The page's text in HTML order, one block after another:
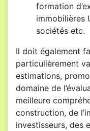
formation
immobilières
sociétés etc.
Il doit également
particulièrement
estimations,
domaine de
meilleure
construction, de
investisseurs, des